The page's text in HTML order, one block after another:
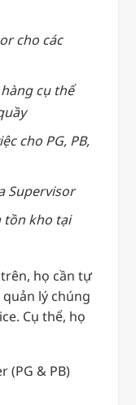
cho các
cụ thể
cho PG, PB,
Supervisor
tồn kho tại
họ cần tự
lý chúng
Cụ thể, họ
(PG & PB)